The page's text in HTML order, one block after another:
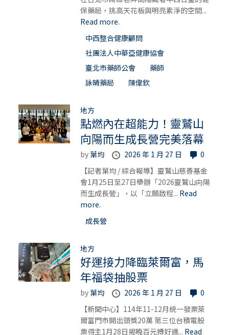
保藥局，挑高天花板與明亮素淨的空間...
Read more.
中西整合健康顧問
社團法人中華亞健康協會
臺北市藥師公會
藥師
詠晴藥局
陳偉欽
地方
點燃內在超能力！靈鷲山
向陽而生成長營完美落幕
by葉均 2026 年 1 月 27 日
0
【記者葉均 / 綜合報導】靈鷲山慈善基金
會1月25日至27日舉辦「2026靈鷲山向陽
而生成長營」，以「立願啟程... Read
more.
成長營
地方
好運接力降臨萊爾富，馬
年福袋抽股票
by葉均 2026 年 1 月 27 日
0
【新聞中心】114年11-12月統一發票萊
爾富門市開出頭獎20萬 第三位台積電股
票得主1月28日揭曉百元搏好運... Read